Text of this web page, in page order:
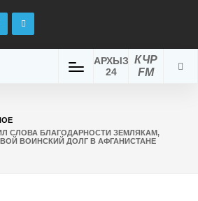
КЧР
FM
АРХЫЗ
24
СЛОВА БЛАГОДАРНОСТИ ЗЕМЛЯКАМ,
ВОИНСКИЙ ДОЛГ В АФГАНИСТАНЕ